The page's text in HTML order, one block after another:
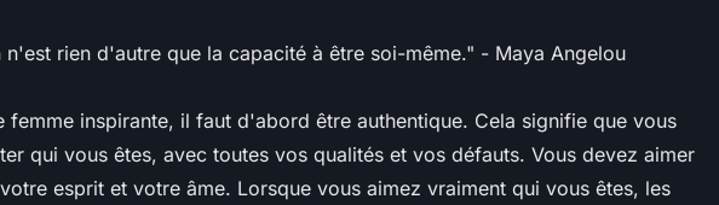
n'est rien d'autre que la capacité à être soi-même." - Maya Angelou
femme inspirante, il faut d'abord être authentique. Cela signifie que vous
qui vous êtes, avec toutes vos qualités et vos défauts. Vous devez aimer
esprit et votre âme. Lorsque vous aimez vraiment qui vous êtes, les